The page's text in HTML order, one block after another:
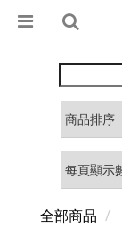
全部商品